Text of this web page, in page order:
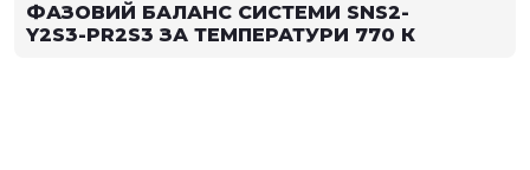
ФАЗОВИЙ БАЛАНС СИСТЕМИ SNS2-
Y2S3-PR2S3 ЗА ТЕМПЕРАТУРИ 770 К